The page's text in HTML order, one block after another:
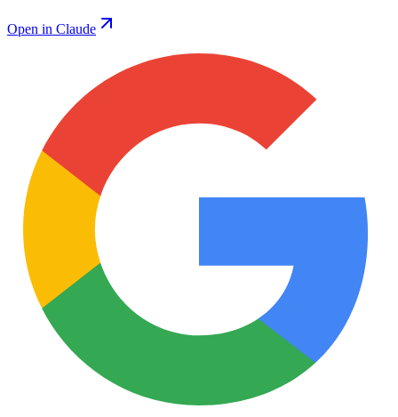
Open in Claude